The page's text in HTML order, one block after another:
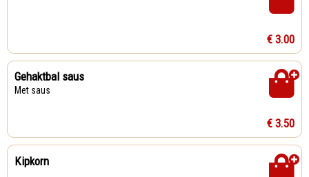
€ 3.00
Gehaktbal saus
Met saus
€ 3.50
Kipkorn